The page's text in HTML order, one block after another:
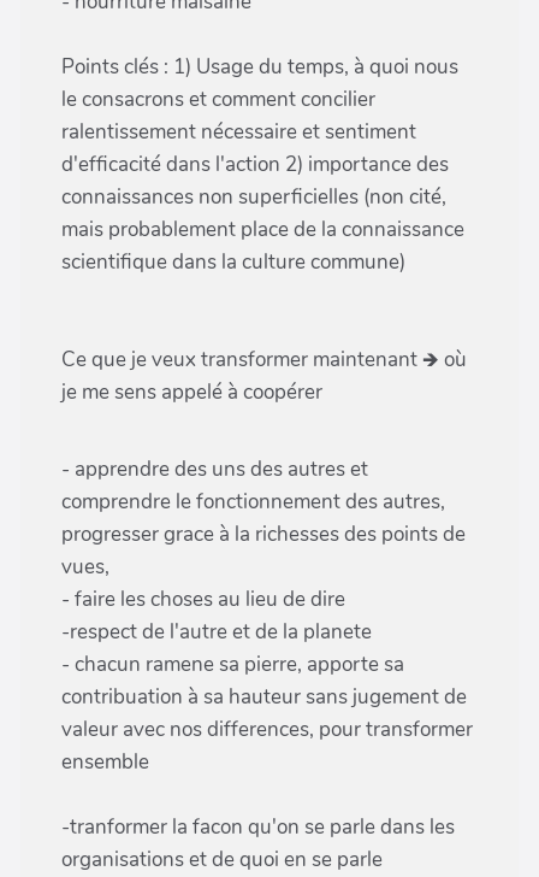
Points clés : 1) Usage du temps, à quoi nous
le consacrons et comment concilier
ralentissement nécessaire et sentiment
d'efficacité dans l'action 2) importance des
connaissances non superficielles (non cité,
mais probablement place de la connaissance
scientifique dans la culture commune)
Ce que je veux transformer maintenant 🡺 où
je me sens appelé à coopérer
- apprendre des uns des autres et
comprendre le fonctionnement des autres,
progresser grace à la richesses des points de
vues,
- faire les choses au lieu de dire
-respect de l'autre et de la planete
- chacun ramene sa pierre, apporte sa
contribuation à sa hauteur sans jugement de
valeur avec nos differences, pour transformer
ensemble
-tranformer la facon qu'on se parle dans les
organisations et de quoi en se parle